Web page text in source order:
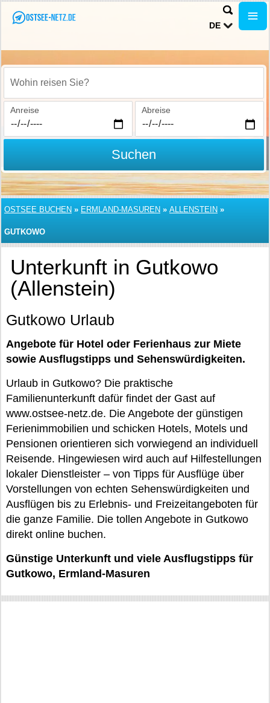
DE
Wohin reisen Sie?
Anreise Abreise
Suchen
OSTSEE BUCHEN » ERMLAND-MASUREN » ALLENSTEIN »
GUTKOWO
Unterkunft in Gutkowo
(Allenstein)
Gutkowo Urlaub
Angebote für Hotel oder Ferienhaus zur Miete
sowie Ausflugstipps und Sehenswürdigkeiten.
Urlaub in Gutkowo? Die praktische
Familienunterkunft dafür findet der Gast auf
www.ostsee-netz.de. Die Angebote der günstigen
Ferienimmobilien und schicken Hotels, Motels und
Pensionen orientieren sich vorwiegend an individuell
Reisende. Hingewiesen wird auch auf Hilfestellungen
lokaler Dienstleister – von Tipps für Ausflüge über
Vorstellungen von echten Sehenswürdigkeiten und
Ausflügen bis zu Erlebnis- und Freizeitangeboten für
die ganze Familie. Die tollen Angebote in Gutkowo
direkt online buchen.
Günstige Unterkunft und viele Ausflugstipps für
Gutkowo, Ermland-Masuren